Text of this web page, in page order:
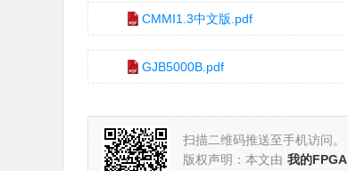
CMMI1.3中文版.pdf
GJB5000B.pdf
扫描二维码推送至手机访问。
版权声明：本文由 我的FPGA